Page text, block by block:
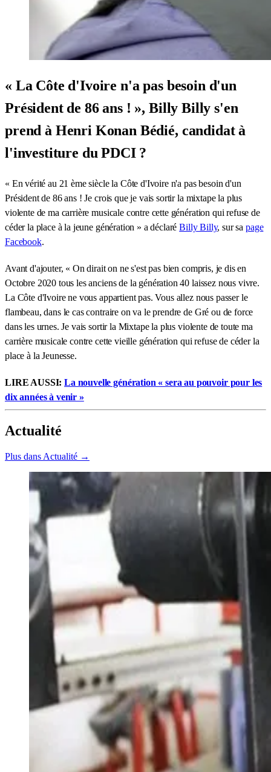
« La Côte d'Ivoire n'a pas besoin d'un
Président de 86 ans ! », Billy Billy s'en
prend à Henri Konan Bédié, candidat à
l'investiture du PDCI ?
« En vérité au 21 ème siècle la Côte d'Ivoire n'a pas besoin d'un
Président de 86 ans ! Je crois que je vais sortir la mixtape la plus
violente de ma carrière musicale contre cette génération qui refuse de
céder la place à la jeune génération » a déclaréBilly Billy, sur sa page
Facebook.
Avant d'ajouter, « On dirait on ne s'est pas bien compris, je dis en
Octobre 2020 tous les anciens de la génération 40 laissez nous vivre.
La Côte d'Ivoire ne vous appartient pas. Vous allez nous passer le
flambeau, dans le cas contraire on va le prendre de Gré ou de force
dans les urnes. Je vais sortir la Mixtape la plus violente de toute ma
carrière musicale contre cette vieille génération qui refuse de céder la
place à la Jeunesse.
LIRE AUSSI:La nouvelle génération « sera au pouvoir pour les
dix années à venir »
Actualité
Plus dans Actualité →